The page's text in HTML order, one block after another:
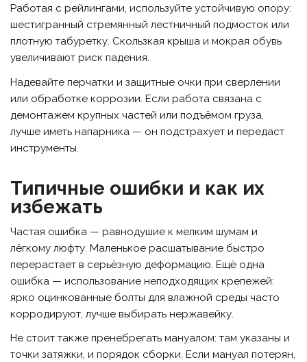
Работая с рейлингами, используйте устойчивую опору:
шестигранный стремянный лестничный подмосток или
плотную табуретку. Скользкая крыша и мокрая обувь
увеличивают риск падения.
Надевайте перчатки и защитные очки при сверлении
или обработке коррозии. Если работа связана с
демонтажем крупных частей или подъёмом груза,
лучше иметь напарника — он подстрахует и передаст
инструменты.
Типичные ошибки и как их
избежать
Частая ошибка — равнодушие к мелким шумам и
лёгкому люфту. Маленькое расшатывание быстро
перерастает в серьёзную деформацию. Ещё одна
ошибка — использование неподходящих крепежей:
ярко оцинкованные болты для влажной среды часто
корродируют, лучше выбирать нержавейку.
Не стоит также пренебрегать мануалом: там указаны и
точки затяжки, и порядок сборки. Если мануал потерян,